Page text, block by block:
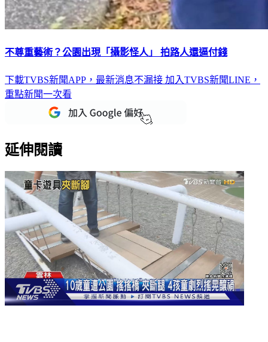
不尊重藝術？公園出現「攝影怪人」 拍路人還逼付錢
下載TVBS新聞APP，最新消息不漏接 加入TVBS新聞LINE，
重點新聞一次看
延伸閱讀